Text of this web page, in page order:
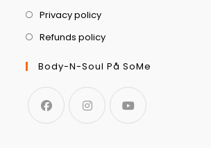
Privacy policy
Refunds policy
Body-N-Soul På SoMe